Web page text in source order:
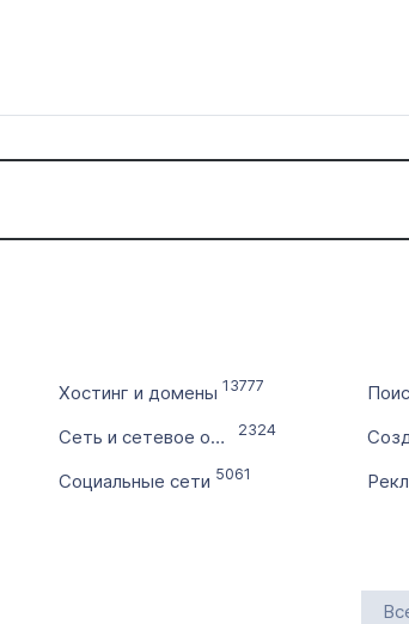
Без цены
Количество символов
Хостинг и домены 13777
Сеть и сетевое оборудование 2324
Социальные сети 5061